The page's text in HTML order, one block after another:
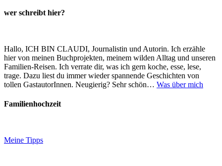
wer schreibt hier?
Hallo, ICH BIN CLAUDI, Journalistin und Autorin. Ich erzähle
hier von meinen Buchprojekten, meinem wilden Alltag und unseren
Familien-Reisen. Ich verrate dir, was ich gern koche, esse, lese,
trage. Dazu liest du immer wieder spannende Geschichten von
tollen GastautorInnen. Neugierig? Sehr schön… Was über mich
Familienhochzeit
Meine Tipps